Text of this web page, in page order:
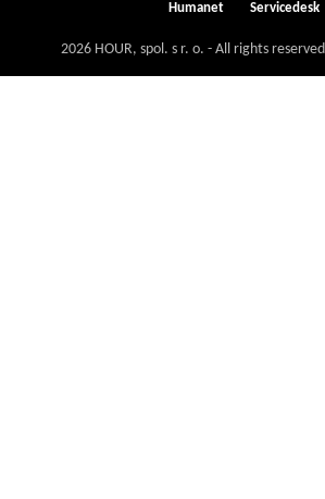
2026 HOUR, spol. s r. o. - All rights
Humanet Servicedesk